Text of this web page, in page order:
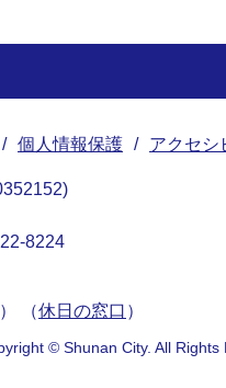
個人情報保護 アクセシ
8224
（休日の窓口 ）
© Shunan City. All Rights